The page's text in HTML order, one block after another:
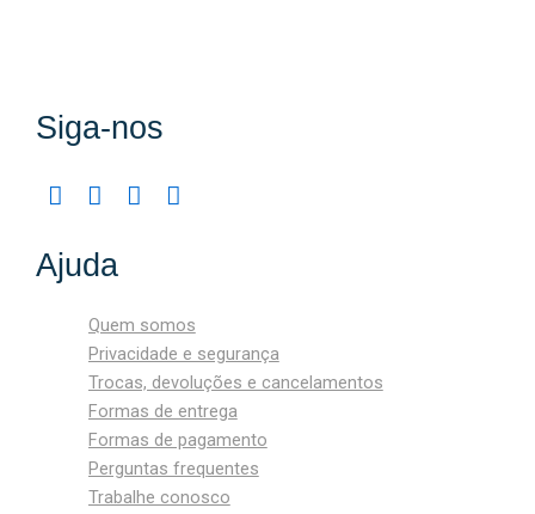
Siga-nos
Ajuda
Quem somos
Privacidade e segurança
Trocas, devoluções e cancelamentos
Formas de entrega
Formas de pagamento
Perguntas frequentes
Trabalhe conosco